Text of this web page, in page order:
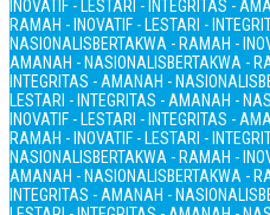
INOVATIF - LESTARI - INTEGRITAS -
RAMAH - INOVATIF - LESTARI -
NASIONALISBERTAKWA - RAMAH -
AMANAH - NASIONALISBERTAKWA -
INTEGRITAS - AMANAH - NASIONALIS
LESTARI - INTEGRITAS - AMANAH -
INOVATIF - LESTARI - INTEGRITAS -
RAMAH - INOVATIF - LESTARI -
NASIONALISBERTAKWA - RAMAH -
AMANAH - NASIONALISBERTAKWA -
INTEGRITAS - AMANAH - NASIONALIS